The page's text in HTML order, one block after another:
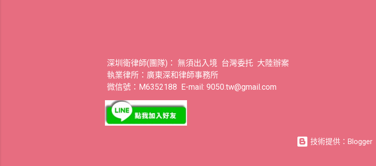
深圳衛律師(團隊)： 無須出入境 台灣委托 大陸辦案
執業律所：廣東深和律師事務所
微信號：M6352188 E-mail: 9050.tw@gmail.com
技術提供：Blogger